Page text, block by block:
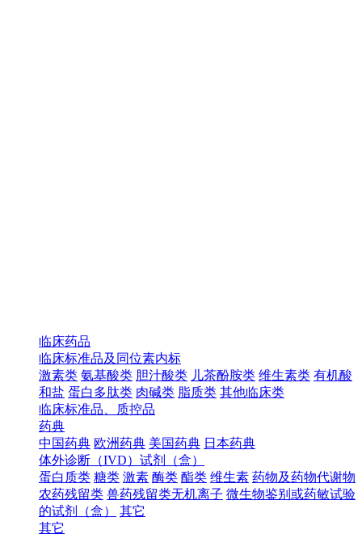
临床药品
临床标准品及同位素内标
激素类 氨基酸类 胆汁酸类 儿茶酚胺类 维生素类 有机酸
和盐 蛋白多肽类 肉碱类 脂质类 其他临床类
临床标准品、质控品
药典
中国药典 欧洲药典 美国药典 日本药典
体外诊断（IVD）试剂（盒）
蛋白质类 糖类 激素 酶类 酯类 维生素 药物及药物代谢物
农药残留类 兽药残留类无机离子 微生物鉴别或药敏试验
的试剂（盒）
其它
其它